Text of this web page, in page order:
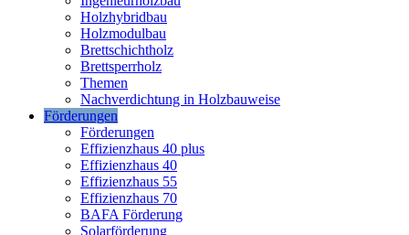
Holzhybridbau
Holzmodulbau
Brettschichtholz
Brettsperrholz
Themen
Nachverdichtung in Holzbauweise
Förderungen
Förderungen
Effizienzhaus 40 plus
Effizienzhaus 40
Effizienzhaus 55
Effizienzhaus 70
BAFA Förderung
Solarförderung